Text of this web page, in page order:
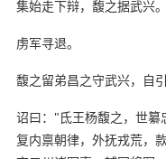
集始走下辩，馥之据武兴。
虏军寻退。
馥之留弟昌之守武兴，自
诏曰："氐王杨馥之，世纂
复内禀朝律，外抚戎荒，